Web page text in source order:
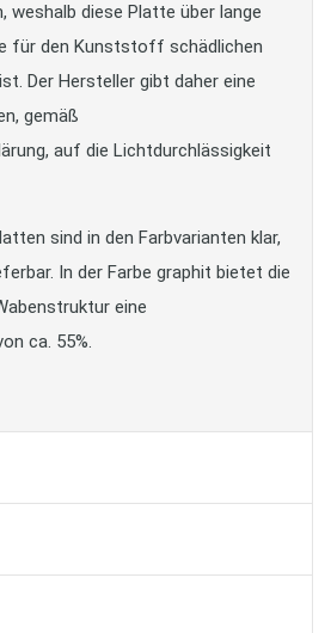
weshalb diese Platte über lange
für den Kunststoff schädlichen
Der Hersteller gibt daher eine
gemäß
auf die Lichtdurchlässigkeit
sind in den Farbvarianten klar,
In der Farbe graphit bietet die
eine
ca. 55%.